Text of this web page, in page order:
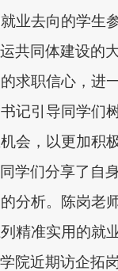
业去向的学生
共同体建设的
求职信心，进
记引导同学们
会，以更加积
学们分享了自
分析。陈岗老
精准实用的就
院近期访企拓